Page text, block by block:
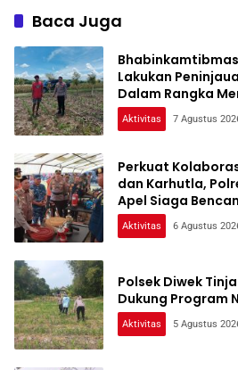
Baca Juga
Lakukan
Dalam Rangka
Pangan
Aktivitas 7 Agustus
Perkuat
dan Karhutla,
Apel Siaga
Aktivitas 6 Agustus
Polsek Diwek
Dukung Program
Aktivitas 5 Agustus